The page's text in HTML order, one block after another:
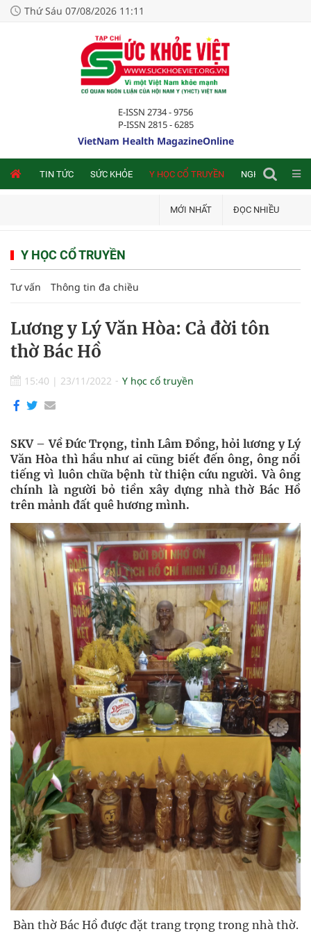
Thứ Sáu 07/08/2026 11:11
E-ISSN 2734 - 9756
P-ISSN 2815 - 6285
VietNam Health MagazineOnline
TIN TỨC SỨC KHỎE Y HỌC CỔ TRUYỀN NGHIÊN CỨU
MỚI NHẤT ĐỌC NHIỀU
Y HỌC CỔ TRUYỀN
Tư vấn Thông tin đa chiều
Lương y Lý Văn Hòa: Cả đời tôn
thờ Bác Hồ
15:40 | 23/11/2022 Y học cổ truyền
SKV – Về Đức Trọng, tỉnh Lâm Đồng, hỏi lương y Lý
Văn Hòa thì hầu như ai cũng biết đến ông, ông nổi
tiếng vì luôn chữa bệnh từ thiện cứu người. Và ông
chính là người bỏ tiền xây dựng nhà thờ Bác Hồ
trên mảnh đất quê hương mình.
Bàn thờ Bác Hồ được đặt trang trọng trong nhà thờ.